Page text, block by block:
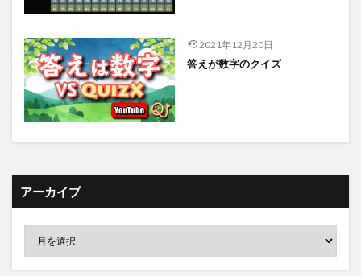
2021年12月20日
答えが数字のクイズ
アーカイブ